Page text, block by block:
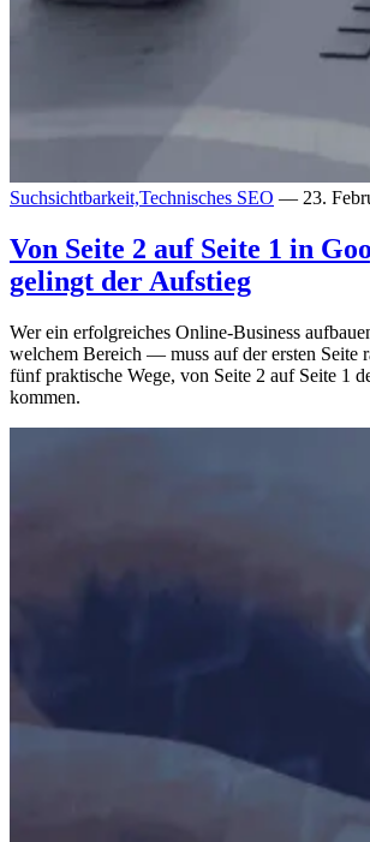
Suchsichtbarkeit,Technisches SEO — 23.
Von Seite 2 auf Seite 1 in
gelingt der Aufstieg
Wer ein erfolgreiches Online-Business
welchem Bereich — muss auf der ersten Seite
fünf praktische Wege, von Seite 2 auf Seite 1
kommen.